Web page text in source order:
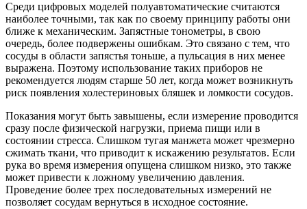
Среди цифровых моделей полуавтоматические считаются
наиболее точными, так как по своему принципу работы они
ближе к механическим. Запястные тонометры, в свою
очередь, более подвержены ошибкам. Это связано с тем, что
сосуды в области запястья тоньше, а пульсация в них менее
выражена. Поэтому использование таких приборов не
рекомендуется людям старше 50 лет, когда может возникнуть
риск появления холестериновых бляшек и ломкости сосудов.
Показания могут быть завышены, если измерение проводится
сразу после физической нагрузки, приема пищи или в
состоянии стресса. Слишком тугая манжета может чрезмерно
сжимать ткани, что приводит к искажению результатов. Если
рука во время измерения опущена слишком низко, это также
может привести к ложному увеличению давления.
Проведение более трех последовательных измерений не
позволяет сосудам вернуться в исходное состояние.